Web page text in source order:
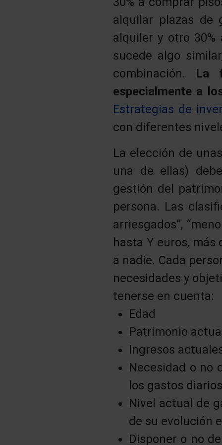
alquilar plazas de
alquiler y otro
sucede algo
combinación. La
especialmente a
Estrategias de
con diferentes
La elección de
una de ellas)
gestión del
persona. Las
arriesgados”,
hasta Y euros,
a nadie. Cada
necesidades y
tenerse en cuenta:
Edad
Patrimonio
Ingresos
Necesidad o no
los gastos
Nivel actual de
de su evolución
Disponer o no